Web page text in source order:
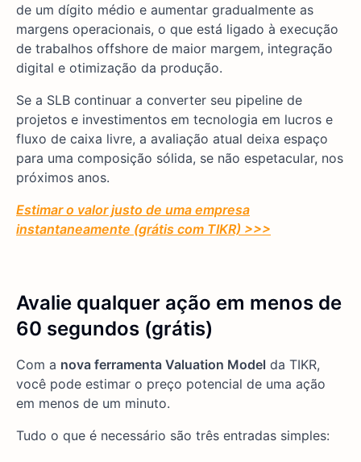
de um dígito médio e aumentar gradualmente as
margens operacionais, o que está ligado à execução
de trabalhos offshore de maior margem, integração
digital e otimização da produção.
Se a SLB continuar a converter seu pipeline de
projetos e investimentos em tecnologia em lucros e
fluxo de caixa livre, a avaliação atual deixa espaço
para uma composição sólida, se não espetacular, nos
próximos anos.
Estimar o valor justo de uma empresa
instantaneamente (grátis com TIKR) >>>
Avalie qualquer ação em menos de
60 segundos (grátis)
Com a nova ferramenta Valuation Model da TIKR,
você pode estimar o preço potencial de uma ação
em menos de um minuto.
Tudo o que é necessário são três entradas simples: